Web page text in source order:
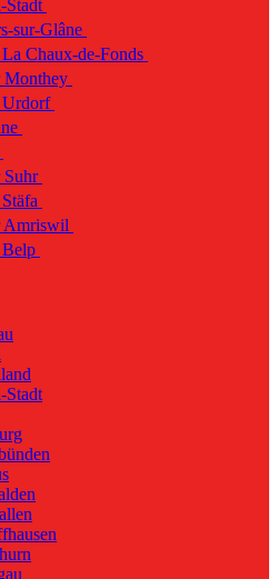
Stadt
sur-Glâne
Chaux-de-Fonds
Monthey
Urdorf
Suhr
Amriswil
Stadt